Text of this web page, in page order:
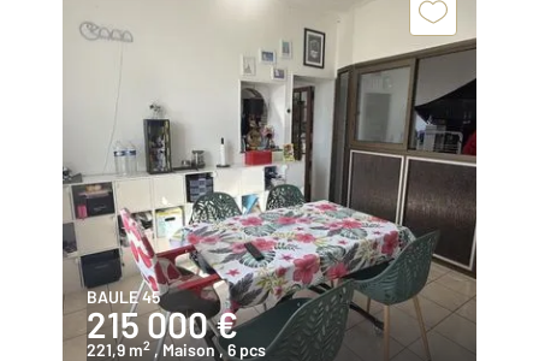
BAULE 45
215 000 €
221,9 m2 , Maison, 6 pcs